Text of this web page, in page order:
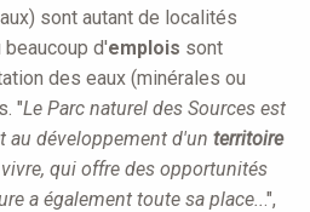
sont autant de localités
d'emplois sont
des eaux (minérales ou
"Le Parc naturel des Sources est
au développement d'un territoire
qui offre des opportunités
a également toute sa place.. .",